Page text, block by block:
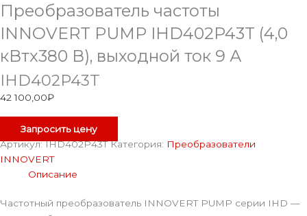
Преобразователь частоты
INNOVERT PUMP IHD402P43T (4,0
кВтx380 В), выходной ток 9 А
IHD402P43T
42 100,00₽
Запросить цену
Артикул:IHD402P43TКатегория: Преобразователи
INNOVERT
Описание
Частотный преобразователь INNOVERT PUMP серии IHD —